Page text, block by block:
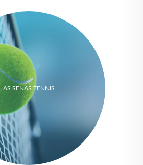
AS SENAS TENNIS